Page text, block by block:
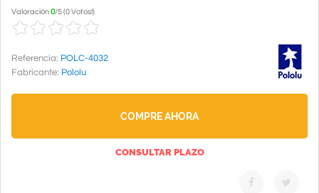
Valoración0/5(0 Votos!)
Referencia: POLC-4032
Fabricante: Pololu
COMPRE AHORA
CONSULTAR PLAZO